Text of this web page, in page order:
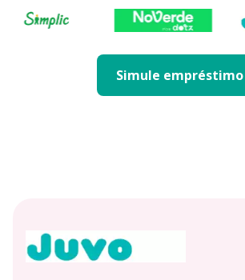
Simule empréstimo